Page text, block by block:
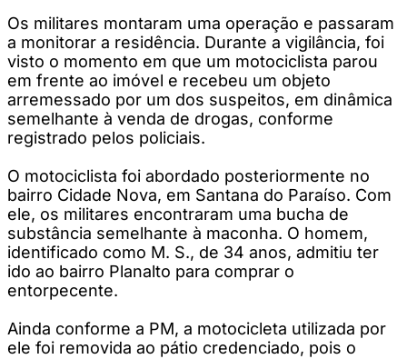
Os militares montaram uma operação e passaram
a monitorar a residência. Durante a vigilância, foi
visto o momento em que um motociclista parou
em frente ao imóvel e recebeu um objeto
arremessado por um dos suspeitos, em dinâmica
semelhante à venda de drogas, conforme
registrado pelos policiais.
O motociclista foi abordado posteriormente no
bairro Cidade Nova, em Santana do Paraíso. Com
ele, os militares encontraram uma bucha de
substância semelhante à maconha. O homem,
identificado como M. S., de 34 anos, admitiu ter
ido ao bairro Planalto para comprar o
entorpecente.
Ainda conforme a PM, a motocicleta utilizada por
ele foi removida ao pátio credenciado, pois o